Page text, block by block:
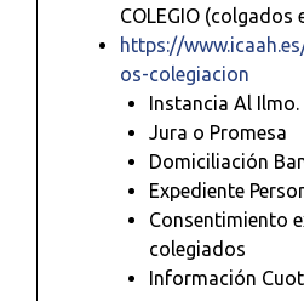
COLEGIO (colgados
https://
os-colegiacion
Instancia Al
Jura o Promesa
Domiciliación
Expediente
Consentimiento
colegiados
Información